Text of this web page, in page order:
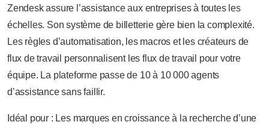
Zendesk assure l’assistance aux entreprises à toutes les
échelles. Son système de billetterie gère bien la complexité.
Les règles d’automatisation, les macros et les créateurs de
flux de travail personnalisent les flux de travail pour votre
équipe. La plateforme passe de 10 à 10 000 agents
d’assistance sans faillir.
Idéal pour : Les marques en croissance à la recherche d’une